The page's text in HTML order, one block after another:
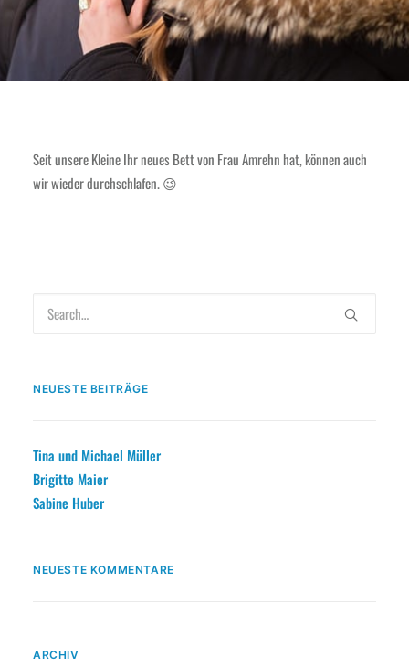
Seit unsere Kleine Ihr neues Bett von Frau Amrehn hat, können auch
wir wieder durchschlafen. 😉
NEUESTE BEITRÄGE
Tina und Michael Müller
Brigitte Maier
Sabine Huber
NEUESTE KOMMENTARE
ARCHIV